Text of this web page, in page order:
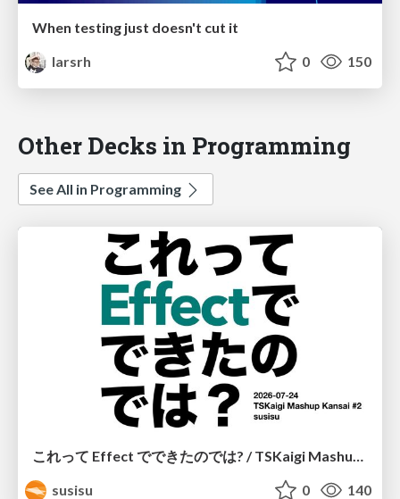
When testing just doesn't cut it
larsrh
0 150
Other Decks in Programming
See All in Programming
susisu
0 140